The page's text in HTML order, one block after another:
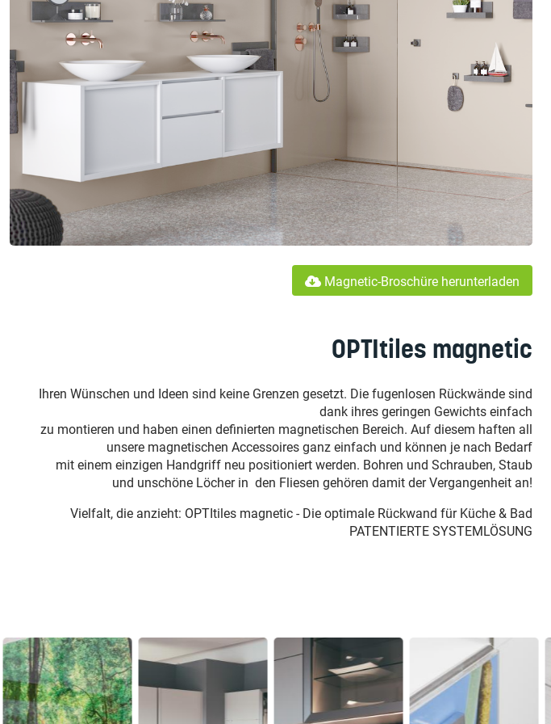
Magnetic-Broschüre herunterladen
OPTItiles magnetic
Ihren Wünschen und Ideen sind keine Grenzen gesetzt. Die fugenlosen Rückwände sind
dank ihres geringen Gewichts einfach
zu montieren und haben einen definierten magnetischen Bereich. Auf diesem haften all
unsere magnetischen Accessoires ganz einfach und können je nach Bedarf
mit einem einzigen Handgriff neu positioniert werden. Bohren und Schrauben, Staub
und unschöne Löcher in den Fliesen gehören damit der Vergangenheit an!
Vielfalt, die anzieht: OPTItiles magnetic - Die optimale Rückwand für Küche & Bad
PATENTIERTE SYSTEMLÖSUNG